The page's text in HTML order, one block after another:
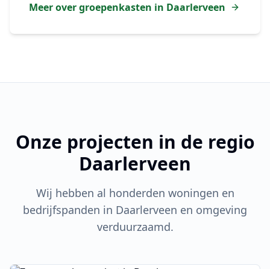
Meer over groepenkasten in Daarlerveen
Onze projecten in de regio
Daarlerveen
Wij hebben al honderden woningen en
bedrijfspanden in Daarlerveen en omgeving
verduurzaamd.